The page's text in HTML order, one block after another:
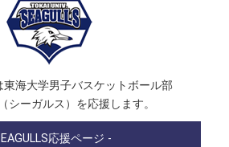
東海大学男子バスケットボール部
シーガルス）を応援します。
応援ページ -